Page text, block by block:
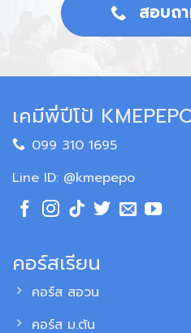
สอบถ
เคมีพี่ปีโป้
099 310 1695
Line ID: @kmepepo
คอร์สเรียน
คอร์ส สอวน
คอร์ส ม.ต้น